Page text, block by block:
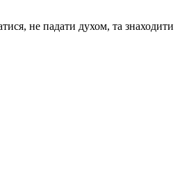
не падати духом, та знаходити